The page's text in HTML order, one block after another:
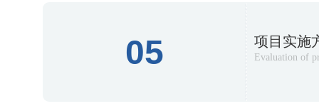
05 项目实施
Evaluation of